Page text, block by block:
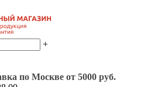
+
по Москве от 5000 руб.